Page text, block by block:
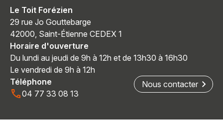
Le Toit Forézien
29 rue Jo Gouttebarge
42000, Saint-Étienne CEDEX 1
Horaire d'ouverture
Du lundi au jeudi de 9h à 12h et de 13h30 à 16h30
Le vendredi de 9h à 12h
Téléphone
04 77 33 08 13
Nous contacter